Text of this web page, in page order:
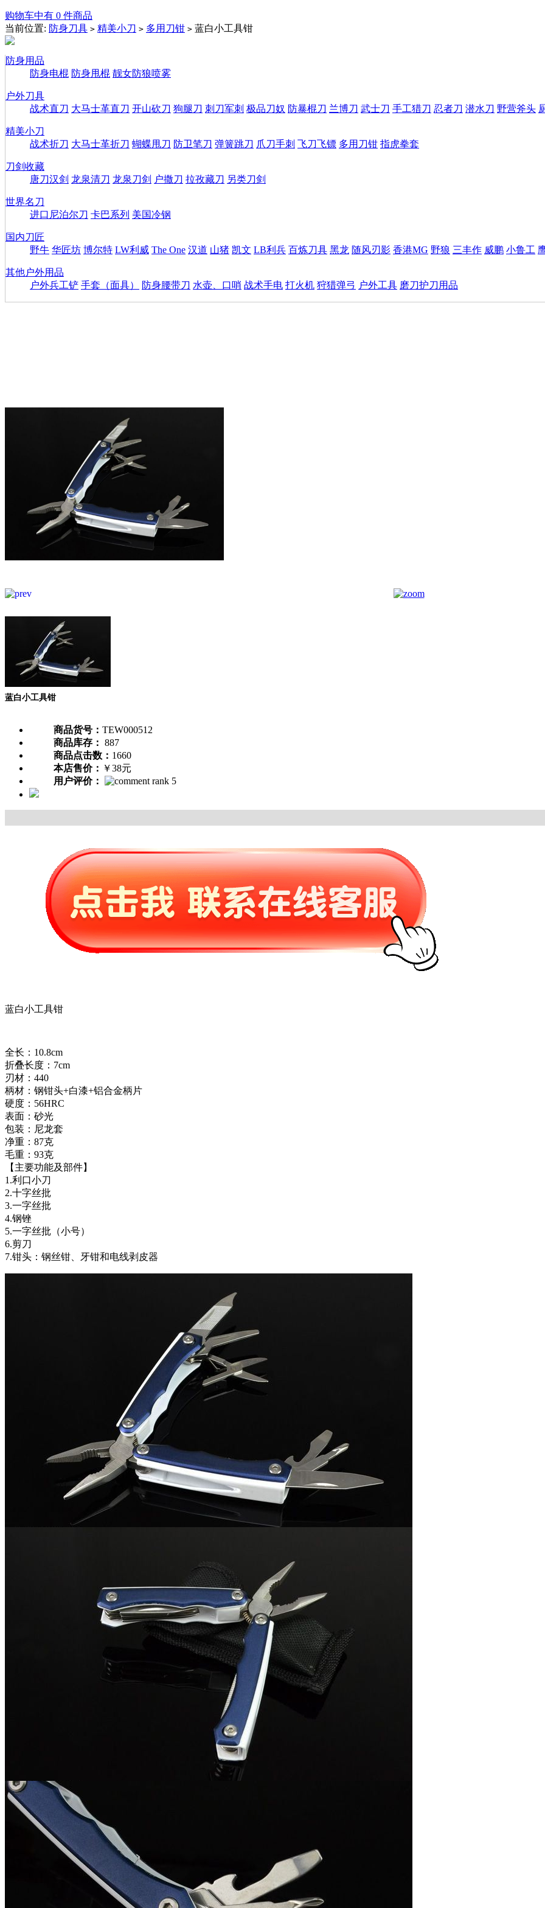
购物车中有 0 件商品
当前位置: 防身刀具 > 精美小刀 > 多用刀钳 > 蓝白小工具钳
防身用品
防身电棍 防身甩棍 靓女防狼喷雾
户外刀具
战术直刀 大马士革直刀 开山砍刀 狗腿刀 刺刀军刺 极品刀奴 防暴棍刀 兰博刀 武士刀 手工猎刀 忍者刀 潜水刀 野营斧头
精美小刀
战术折刀 大马士革折刀 蝴蝶甩刀 防卫笔刀 弹簧跳刀 爪刀手刺 飞刀飞镖 多用刀钳 指虎拳套
刀剑收藏
唐刀汉剑 龙泉清刀 龙泉刀剑 户撒刀 拉孜藏刀 另类刀剑
世界名刀
进口尼泊尔刀 卡巴系列 美国冷钢
国内刀匠
野牛 华匠坊 博尔特 LW利威 The One 汉道 山猪 凯文 LB利兵 百炼刀具 黑龙 随风刃影 香港MG 野狼 三丰作 威鹏 小鲁工
其他户外用品
户外兵工铲 手套（面具） 防身腰带刀 水壶、口哨 战术手电 打火机 狩猎弹弓 户外工具 磨刀护刀用品
蓝白小工具钳
商品货号： TEW000512
商品库存： 887
商品点击数： 1660
本店售价： ￥38元
用户评价：
蓝白小工具钳
全长：10.8cm
折叠长度：7cm
刃材：440
柄材：钢钳头+白漆+铝合金柄片
硬度：56HRC
表面：砂光
包装：尼龙套
净重：87克
毛重：93克
【主要功能及部件】
1.利口小刀
2.十字丝批
3.一字丝批
4.钢锉
5.一字丝批（小号）
6.剪刀
7.钳头：钢丝钳、牙钳和电线剥皮器